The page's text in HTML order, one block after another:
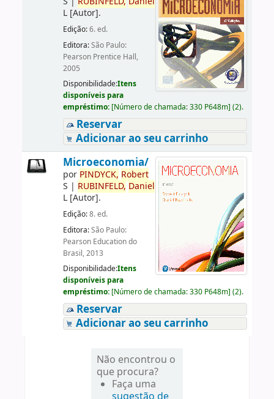
L[Autor].
Edição:6. ed.
Editora:São Paulo:
Pearson Prentice Hall,
2005
Disponibilidade:Itens
disponíveis para
empréstimo: [Número de chamada:330 P648m] (2).
Reservar
Adicionar ao seu carrinho
Microeconomia/
por PINDYCK, Robert
S | RUBINFELD, Daniel
L[Autor].
Edição:8. ed.
Editora:São Paulo:
Pearson Education do
Brasil, 2013
Disponibilidade:Itens
disponíveis para
empréstimo: [Número de chamada:330 P648m] (2).
Reservar
Adicionar ao seu carrinho
Não encontrou o
que procura?
Faça uma